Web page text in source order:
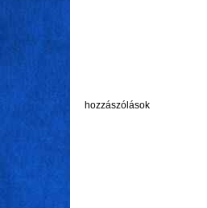
hozzászólások